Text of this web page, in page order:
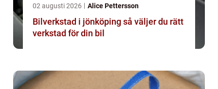
02 augusti 2026 Alice Pettersson
Bilverkstad i jönköping så väljer du rätt
verkstad för din bil